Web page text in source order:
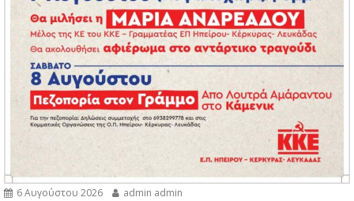
6 Αυγούστου 2026 admin admin